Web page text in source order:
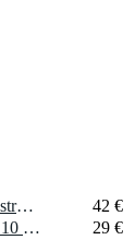
2 x Visaton DL 13/2 T - 8 Ohm haut-parleur encastrable
42 €
2 x Devine SPE25/10 câble d'enceinte 2x 2,5mm 10 mètres
29 €